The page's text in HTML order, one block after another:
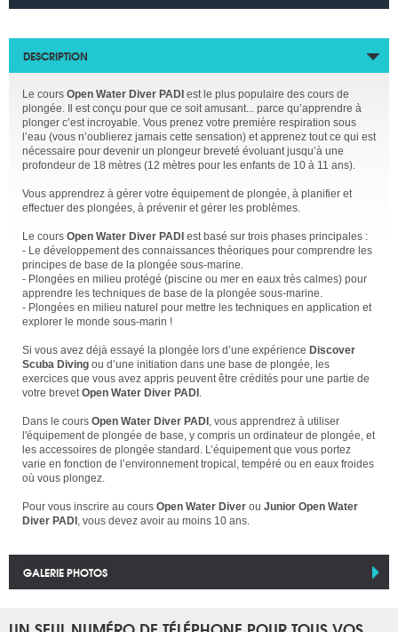
DESCRIPTION
Le cours Open Water Diver PADI est le plus populaire des cours de
plongée. Il est conçu pour que ce soit amusant... parce qu’apprendre à
plonger c’est incroyable. Vous prenez votre première respiration sous
l’eau (vous n’oublierez jamais cette sensation) et apprenez tout ce qui est
nécessaire pour devenir un plongeur breveté évoluant jusqu’à une
profondeur de 18 mètres (12 mètres pour les enfants de 10 à 11 ans).
Vous apprendrez à gérer votre équipement de plongée, à planifier et
effectuer des plongées, à prévenir et gérer les problèmes.
Le cours Open Water Diver PADI est basé sur trois phases principales :
- Le développement des connaissances théoriques pour comprendre les
principes de base de la plongée sous-marine.
- Plongées en milieu protégé (piscine ou mer en eaux très calmes) pour
apprendre les techniques de base de la plongée sous-marine.
- Plongées en milieu naturel pour mettre les techniques en application et
explorer le monde sous-marin !
Si vous avez déjà essayé la plongée lors d’une expérience Discover
Scuba Diving ou d’une initiation dans une base de plongée, les
exercices que vous avez appris peuvent être crédités pour une partie de
votre brevetOpen Water Diver PADI .
Dans le cours Open Water Diver PADI , vous apprendrez à utiliser
l'équipement de plongée de base, y compris un ordinateur de plongée, et
les accessoires de plongée standard. L’équipement que vous portez
varie en fonction de l’environnement tropical, tempéré ou en eaux froides
où vous plongez.
Pour vous inscrire au cours Open Water Diver ou Junior Open Water
Diver PADI , vous devez avoir au moins 10 ans.
GALERIE PHOTOS